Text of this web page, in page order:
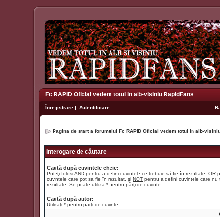
Fc RAPID Oficial vedem totul in alb-visiniu RapidFans
Înregistrare | Autentificare
Pagina de start a forumului Fc RAPID Oficial vedem totul in alb-
Interogare de căutare
Caută după cuvintele cheie:
Puteţi folosiAND pentru a defini cuvintele ce trebuie să fie în rezultate, OR
cuvintele care pot sa fie în rezultat, şi NOT pentru a defini cuvintele care nu
rezultate. Se poate utiliza * pentru părţi de cuvinte.
Caută după autor:
Utilizaţi * pentru parţi de cuvinte